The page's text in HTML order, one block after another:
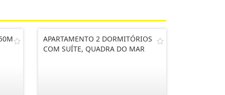
APARTAMENTO 2 DORMITÓRIOS
COM SUÍTE, QUADRA DO MAR